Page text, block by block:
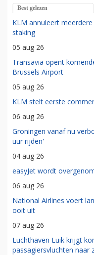
Best gelezen
KLM annuleert
staking
05 aug 26
Transavia opent
Brussels Airport
05 aug 26
KLM stelt eerste
06 aug 26
Groningen vanaf nu
uur rijden'
04 aug 26
easyJet wordt
06 aug 26
National Airlines voert
ooit uit
07 aug 26
Luchthaven Luik krijgt
passagiersvluchten naar